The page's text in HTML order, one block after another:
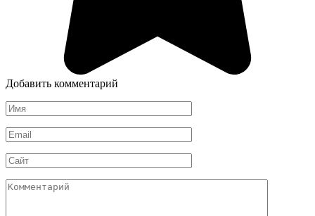
Добавить комментарий
Имя
*
Email
*
Сайт
Комментарий